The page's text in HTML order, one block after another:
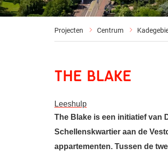
Projecten Centrum
The Blake
Leeshulp
The Blake is een initiatief van
Schellenskwartier aan de
appartementen. Tussen de